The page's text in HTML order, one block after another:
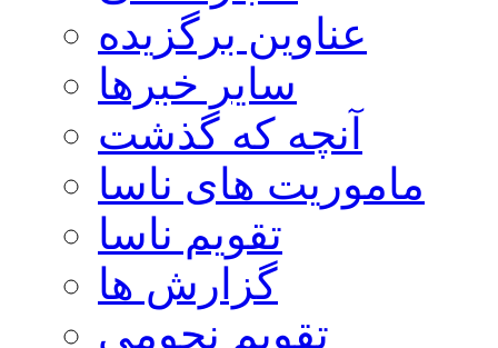
عناوین برگزیده
سایر خبرها
آنچه که گذشت
ماموریت های ناسا
تقویم ناسا
گزارش ها
تقویم نجومی